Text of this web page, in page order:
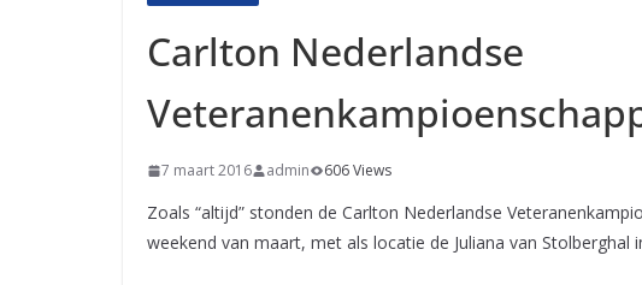
Carlton Nederlandse
7 maart 2016 admin 606 Views
Zoals “altijd” stonden de Carlton Nederlandse
weekend van maart, met als locatie de Juliana van Stolberghal